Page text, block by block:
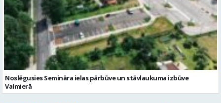
Noslēgusies Semināra ielas pārbūve un stāvlaukuma izbūve
Valmierā
Reklāmraksti Skatīt visu